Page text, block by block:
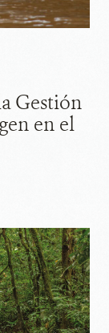
Gestión
en el